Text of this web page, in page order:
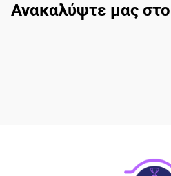
Ανακαλύψτε μας